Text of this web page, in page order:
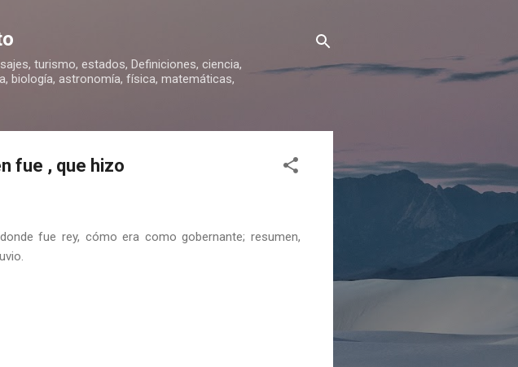
turismo, estados, Definiciones, ciencia,
biología, astronomía, física, matemáticas,
fue , que hizo
fue rey, cómo era como gobernante; resumen,